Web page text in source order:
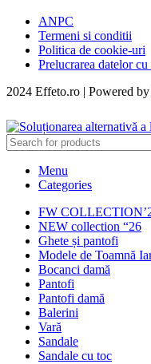
ANPC
Termeni si conditii
Politica de cookie-uri
Prelucrarea datelor cu
2024 Effeto.ro | Powered by
Menu
Categories
FW
NEW collection “26
Ghete și pantofi
Modele de Toamnă
Bocanci damă
Pantofi
Pantofi damă
Balerini
Vară
Sandale
Sandale cu toc